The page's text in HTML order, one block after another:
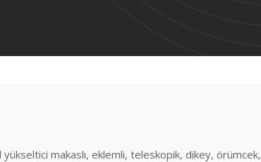
makaslı, eklemli, teleskopik, dikey, örümcek,